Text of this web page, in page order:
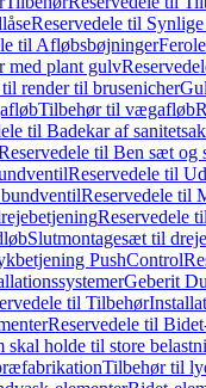
Reservedele til
til Afløbsbøjninger
med plant gulv
render til brusenicher
Tilbehør til vægafløb
til Badekar af
til Ben sæt
Reservedele til
Reservedele til
Reservedele
Slutmontagesæt til
PushControl
Geberit
til Tilbehør
Reservedele til
skal holde til store
Tilbehør til